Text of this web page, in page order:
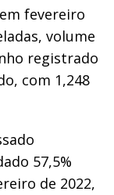
fevereiro
volume
registrado
com 1,248
57,5%
de 2022,